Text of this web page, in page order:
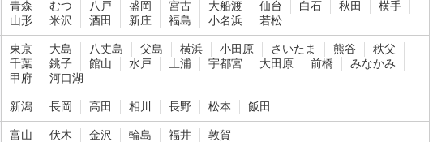
青森 むつ 八戸 盛岡 宮古 大船渡 仙台 白石 秋田
横手
山形
米沢 酒田 新庄 福島 小名浜 若松
東京 大島 八丈島 父島 横浜 小田原 さいたま 熊谷
秩父
千葉
銚子 館山 水戸 土浦 宇都宮 大田原 前橋
みなかみ
甲府
河口湖
新潟 長岡 高田 相川 長野 松本 飯田
富山 伏木 金沢 輪島 福井 敦賀